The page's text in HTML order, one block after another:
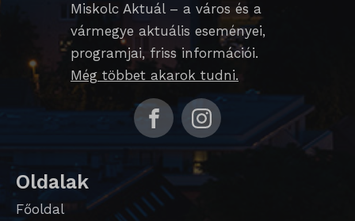
Miskolc Aktuál – a város és a
vármegye aktuális eseményei,
programjai, friss információi.
Még többet akarok tudni.
Oldalak
Főoldal
SLO_G_WPT_TO
SLO_GWPT_Show_Hide_tmp
SLO_wptGlobTipTmp